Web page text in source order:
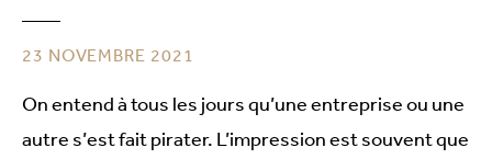
23 NOVEMBRE 2021
On entend à tous les jours qu’une entreprise ou une
autre s’est fait pirater. L’impression est souvent que